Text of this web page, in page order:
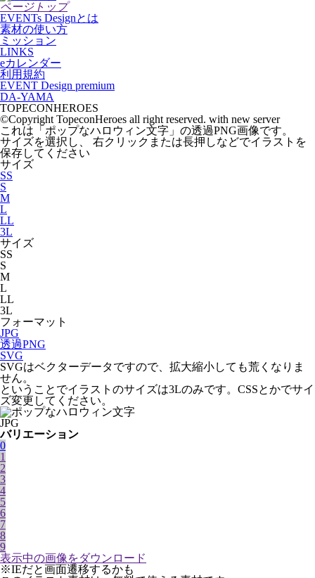
ページトップ
EVENTs Designとは
素材の使い方
ミッション
LINKS
eカレンダー
利用規約
EVENT Design premium
DA-YAMA
TOPECONHEROES
©Copyright TopeconHeroes all right reserved. with new server
これは「 ポップなハロウィン文字 」の透過PNG画像です。
サイズを選択し、 右クリックまたは長押しなどでイラストを
保存してください
サイズ
SS
S
M
L
LL
3L
サイズ
SS
S
M
L
LL
3L
フォーマット
JPG
透過PNG
SVG
SVGはベクターデータですので、拡大縮小しても荒くなりま
せん。
ということでイラストのサイズは3Lのみです。CSSとかでサイ
ズ変更してください。
JPG
バリエーション
0
1
2
3
4
5
6
7
8
9
表示中の画像をダウンロード
※IEだと画面遷移するかも